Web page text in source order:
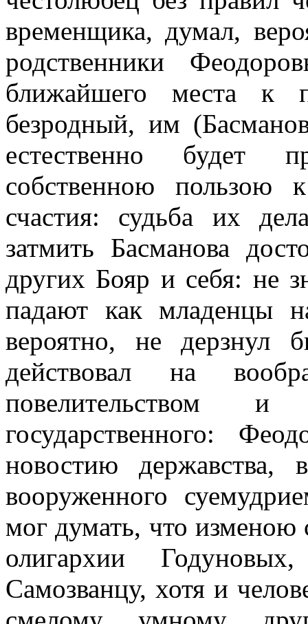
временщика, думал,
родственники
ближайшего места к
безродный, им
естественно будет
собственною пользою
счастия: судьба их
затмить Басманова
других Бояр и себя: не
падают как младенцы
вероятно, не дерзнул
действовал на
повелительством
государственного:
новостию державства,
вооруженного
мог думать, что изменою
олигархии
Самозванцу, хотя и